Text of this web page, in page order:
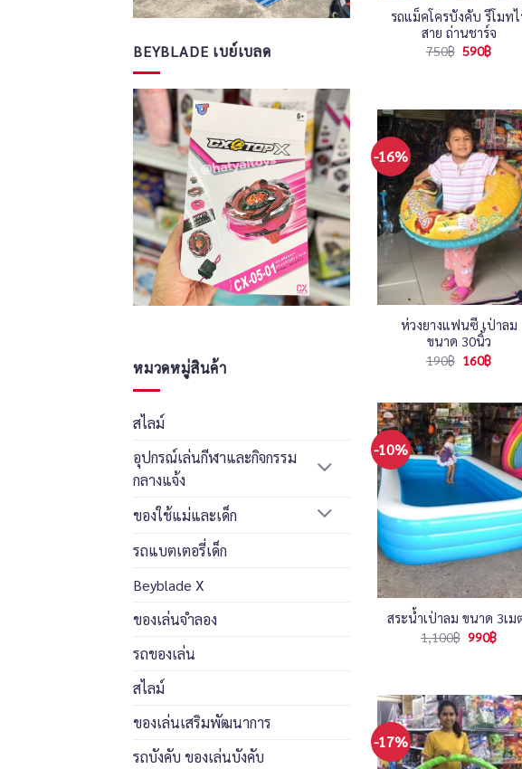
BEYBLADE เบย์เบลด
หมวดหมู่สินค้า
สไลม์
อุปกรณ์เล่นกีฬาและกิจกรรม
กลางแจ้ง
ของใช้แม่และเด็ก
รถแบตเตอรี่เด็ก
Beyblade X
ของเล่นจำลอง
รถของเล่น
สไลม์
ของเล่นเสริมพัฒนาการ
รถบังคับ ของเล่นบังคับ
รถแม็คโครบังคับ รีโมทไ
สาย ถ่านชาร์จ
750฿ Original
price
590฿
-16%
ห่วงยางแฟนซี เป่าลม
ขนาด 30นิ้ว
190฿ Original
price
160฿
-10%
สระน้ำเป่าลม ขนาด 3เม
1,100฿ Original
price
990฿
-17%